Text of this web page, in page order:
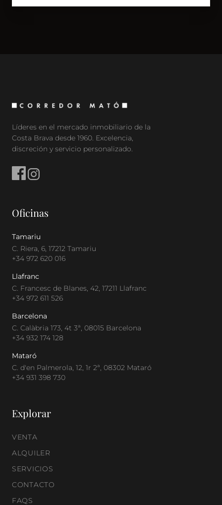
Líderes en el mercado inmobiliario de la
Costa Brava desde 1960. Excelencia,
discreción y servicio personalizado.
Oficinas
Tamariu
C. Riera, 6, 17212 Tamariu
+34 972 620 016
Llafranc
C. Francesc de Blanes, 42, 17211 Llafranc
+34 972 611 526
Barcelona
C. Calàbria 173, 4t 3ª, 08015 Barcelona
+34 932 174 128
Mataró
C. d'en Palmerola, 12, 1r 2ª, 08302 Mataró
+34 931 398 730
Explorar
VENTA
ALQUILER
SERVICIOS
CONTACTO
FAQS